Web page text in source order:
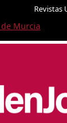
Revistas